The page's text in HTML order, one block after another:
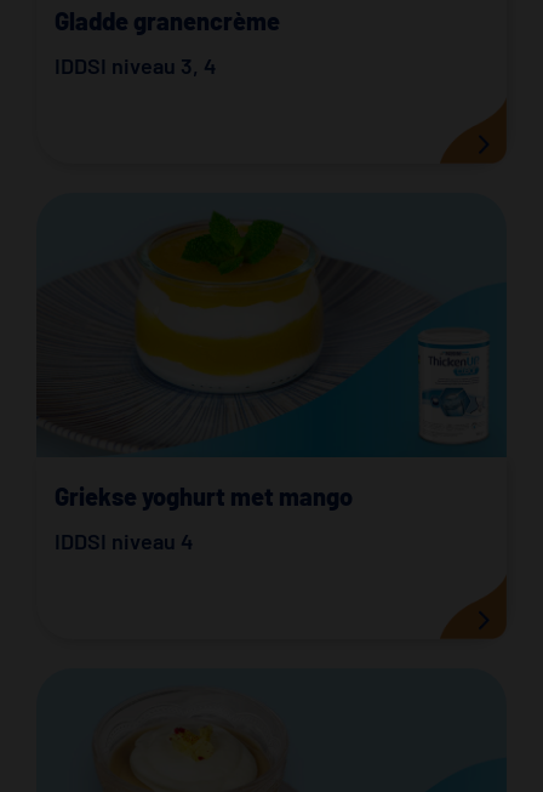
Gladde granencrème
IDDSI niveau 3, 4
Griekse yoghurt met mango
IDDSI niveau 4